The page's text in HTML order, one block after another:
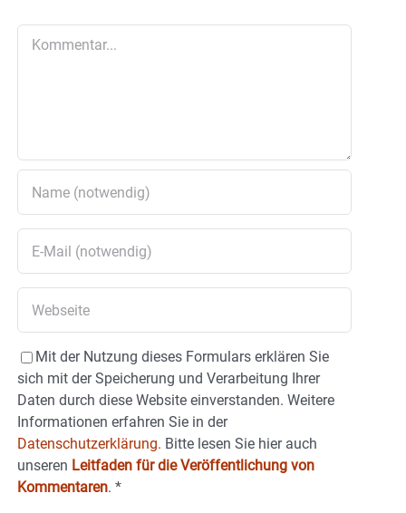
Mit der Nutzung dieses Formulars erklären Sie
sich mit der Speicherung und Verarbeitung Ihrer
Daten durch diese Website einverstanden. Weitere
Informationen erfahren Sie in der
Datenschutzerklärung. Bitte lesen Sie hier auch
unseren Leitfaden für die Veröffentlichung von
Kommentaren. *